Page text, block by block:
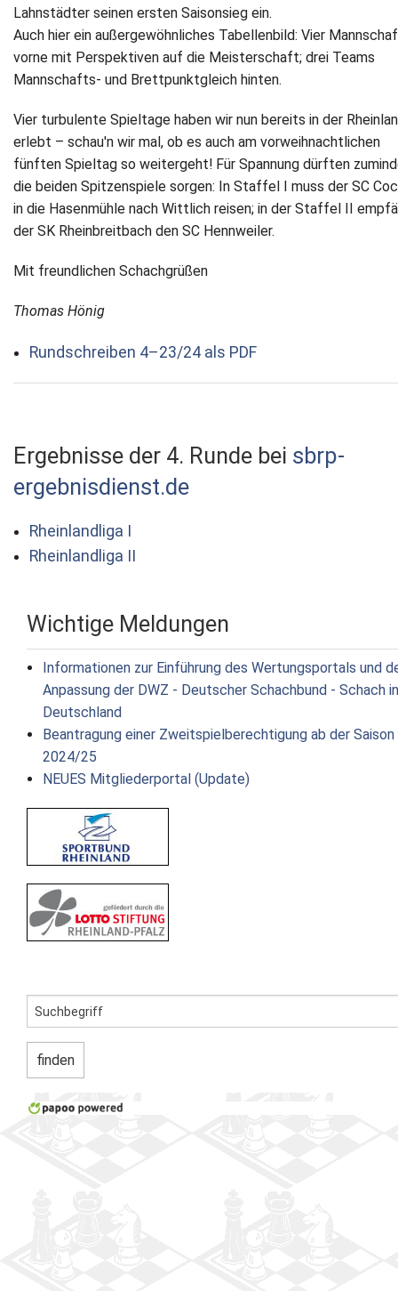
Lahnstädter seinen ersten Saisonsieg ein.
Auch hier ein außergewöhnliches Tabellenbild: Vier
vorne mit Perspektiven auf die Meisterschaft; drei Teams
Mannschafts- und Brettpunktgleich hinten.
Vier turbulente Spieltage haben wir nun bereits in der
erlebt – schau'n wir mal, ob es auch am vorweihnachtlichen
fünften Spieltag so weitergeht! Für Spannung dürften
die beiden Spitzenspiele sorgen: In Staffel I muss der SC
in die Hasenmühle nach Wittlich reisen; in der Staffel II
der SK Rheinbreitbach den SC Hennweiler.
Mit freundlichen Schachgrüßen
Thomas Hönig
Rundschreiben 4–23/24 als PDF
Ergebnisse der 4. Runde bei sbrp-
ergebnisdienst.de
Rheinlandliga I
Rheinlandliga II
Wichtige Meldungen
Informationen zur Einführung des Wertungsportals und
Anpassung der DWZ - Deutscher Schachbund - Schach in
Deutschland
Beantragung einer Zweitspielberechtigung ab der Saison
2024/25
NEUES Mitgliederportal (Update)